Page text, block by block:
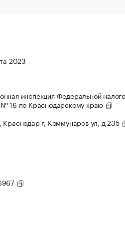
2023
инспекция Федеральной
16 по Краснодарскому краю
г, Коммунаров ул, д 235